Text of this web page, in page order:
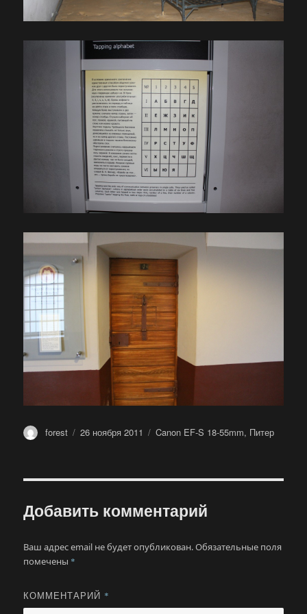
Автор
forest Опубликовано
26 ноября 2011 Метки
Canon EF-S 18-55mm, Питер
Добавить комментарий
Ваш адрес email не будет опубликован.Обязательные поля
помечены *
КОММЕНТАРИЙ *